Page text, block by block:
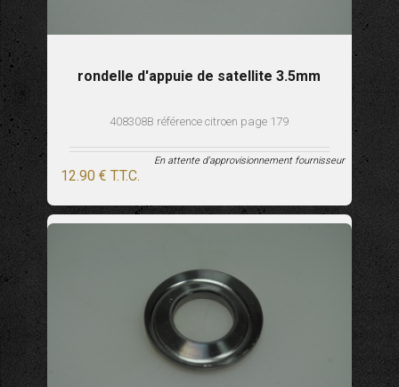
rondelle d'appuie de satellite 3.5mm
408308B référence citroen page 179
12.90 € T.T.C.
En attente d'approvisionnement fournisseur